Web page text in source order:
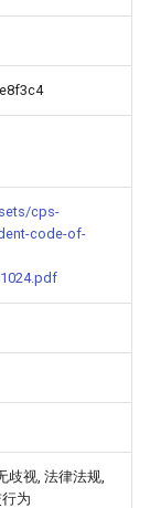
cps-
code-of-
歧视, 法律法规,
为